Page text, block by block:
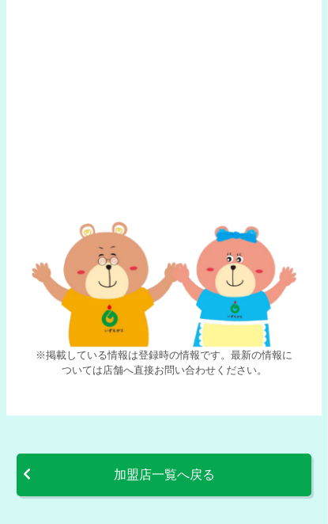
※掲載している情報は登録時の情報です。最新の情報に
ついては店舗へ直接お問い合わせください。
加盟店一覧へ戻る